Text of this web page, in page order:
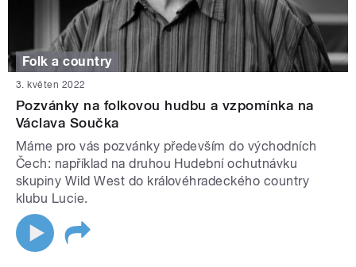
Folk a country
3. květen 2022
Pozvánky na folkovou hudbu a vzpomínka na
Václava Součka
Máme pro vás pozvánky především do východních
Čech: například na druhou Hudební ochutnávku
skupiny Wild West do královéhradeckého country
klubu Lucie.